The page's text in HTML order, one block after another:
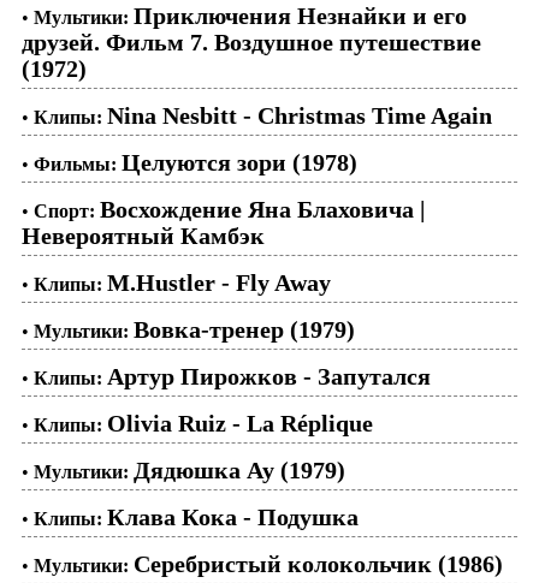
• Мультики: Приключения Незнайки и его
друзей. Фильм 7. Воздушное путешествие
(1972)
• Клипы: Nina Nesbitt - Christmas Time Again
• Фильмы: Целуются зори (1978)
• Спорт: Восхождение Яна Блаховича |
Невероятный Камбэк
• Клипы: M.Hustler - Fly Away
• Мультики: Вовка-тренер (1979)
• Клипы: Артур Пирожков - Запутался
• Клипы: Olivia Ruiz - La Réplique
• Мультики: Дядюшка Ау (1979)
• Клипы: Клава Кока - Подушка
• Мультики: Серебристый колокольчик (1986)